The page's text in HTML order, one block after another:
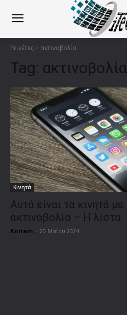
Ετικέτες ακτινοβολία
Tag: ακτινοβολία
Κινητά
Αυτά είναι τα κινητά
ακτινοβολία – Η λίστα
Aniram - 20 Μαΐου 2024